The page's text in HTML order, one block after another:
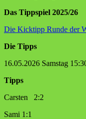
Das Tippspiel 2025/26
Die Kicktipp Runde der
Die Tipps
16.05.2026 Samstag
Tipps
Carsten 2:2
Sami 1:1